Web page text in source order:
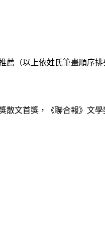
（以上依姓氏筆畫順序排
文首獎，《聯合報》文